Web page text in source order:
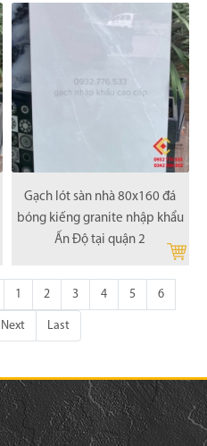
Gạch lót sàn nhà 80x160 đá
bóng kiếng granite nhập khẩu
Ấn Độ tại quận 2
1 2 3 4 5 6
Next Last